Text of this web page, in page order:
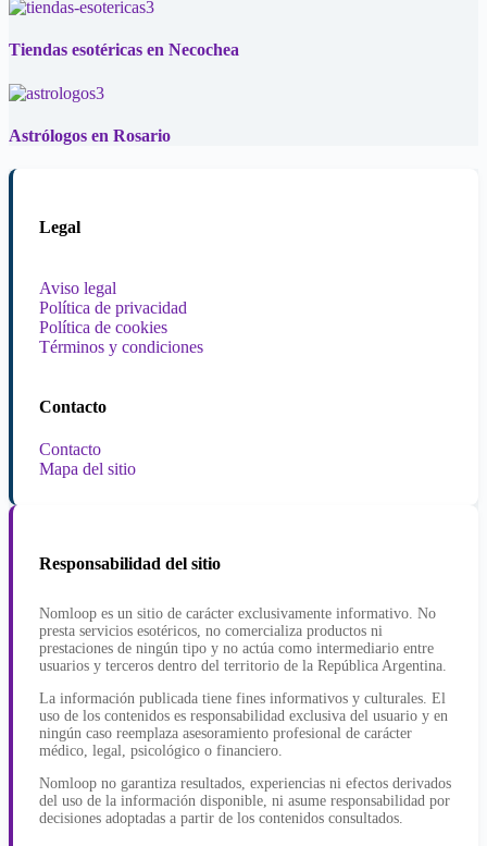
Tiendas esotéricas en Necochea
Astrólogos en Rosario
Legal
Aviso legal
Política de privacidad
Política de cookies
Términos y condiciones
Contacto
Contacto
Mapa del sitio
Responsabilidad del sitio
Nomloop es un sitio de carácter exclusivamente informativo. No
presta servicios esotéricos, no comercializa productos ni
prestaciones de ningún tipo y no actúa como intermediario entre
usuarios y terceros dentro del territorio de la República Argentina.
La información publicada tiene fines informativos y culturales. El
uso de los contenidos es responsabilidad exclusiva del usuario y en
ningún caso reemplaza asesoramiento profesional de carácter
médico, legal, psicológico o financiero.
Nomloop no garantiza resultados, experiencias ni efectos derivados
del uso de la información disponible, ni asume responsabilidad por
decisiones adoptadas a partir de los contenidos consultados.